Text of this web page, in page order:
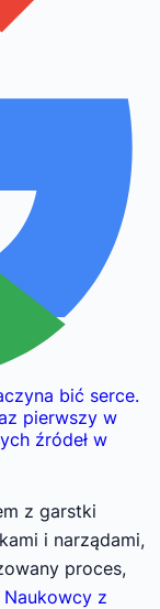
bić serce.
pierwszy w
źródeł w
z garstki
i narządami,
proces,
Naukowcy z